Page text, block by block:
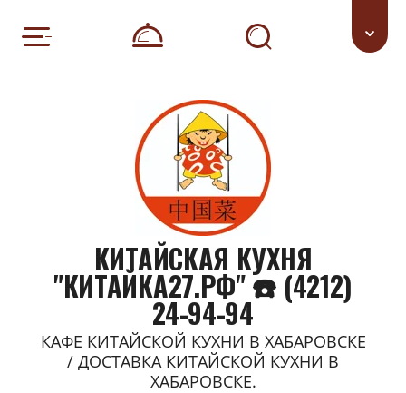
КИТАЙСКАЯ КУХНЯ
"КИТАЙКА27.РФ" ☎️ (4212)
24-94-94
КАФЕ КИТАЙСКОЙ КУХНИ В ХАБАРОВСКЕ
/ ДОСТАВКА КИТАЙСКОЙ КУХНИ В
ХАБАРОВСКЕ.